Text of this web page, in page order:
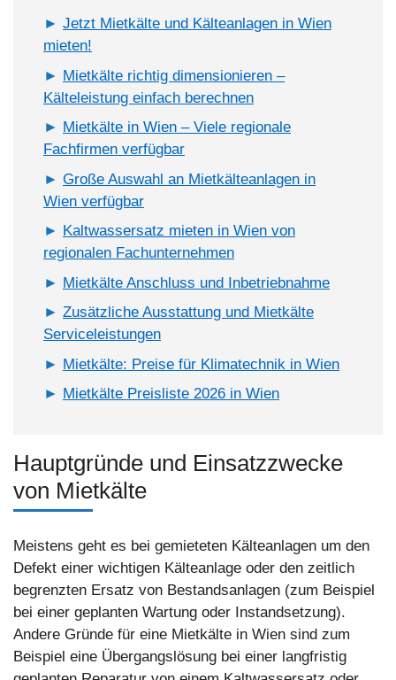
Jetzt Mietkälte und Kälteanlagen in Wien
mieten!
Mietkälte richtig dimensionieren –
Kälteleistung einfach berechnen
Mietkälte in Wien – Viele regionale
Fachfirmen verfügbar
Große Auswahl an Mietkälteanlagen in
Wien verfügbar
Kaltwassersatz mieten in Wien von
regionalen Fachunternehmen
Mietkälte Anschluss und Inbetriebnahme
Zusätzliche Ausstattung und Mietkälte
Serviceleistungen
Mietkälte: Preise für Klimatechnik in Wien
Mietkälte Preisliste 2026 in Wien
Hauptgründe und Einsatzzwecke
von Mietkälte
Meistens geht es bei gemieteten Kälteanlagen um den
Defekt einer wichtigen Kälteanlage oder den zeitlich
begrenzten Ersatz von Bestandsanlagen (zum Beispiel
bei einer geplanten Wartung oder Instandsetzung).
Andere Gründe für eine Mietkälte in Wien sind zum
Beispiel eine Übergangslösung bei einer langfristig